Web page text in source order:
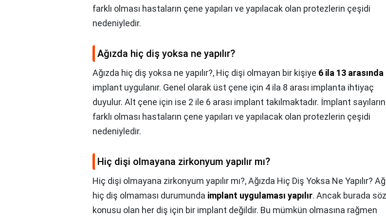
farklı olması hastaların çene yapıları ve yapılacak olan protezlerin çeşidi
nedeniyledir.
Ağızda hiç diş yoksa ne yapılır?
Ağızda hiç diş yoksa ne yapılır?, Hiç dişi olmayan bir kişiye 6 ila 13 arasında
implant uygulanır. Genel olarak üst çene için 4 ila 8 arası implanta ihtiyaç
duyulur. Alt çene için ise 2 ile 6 arası implant takılmaktadır. İmplant
farklı olması hastaların çene yapıları ve yapılacak olan protezlerin çeşidi
nedeniyledir.
Hiç dişi olmayana zirkonyum yapılır mı?
Hiç dişi olmayana zirkonyum yapılır mı?,Ağızda Hiç Diş Yoksa Ne Yapılır?
hiç diş olmaması durumunda implant uygulaması yapılır. Ancak burada söz
konusu olan her diş için bir implant değildir. Bu mümkün olmasına rağmen